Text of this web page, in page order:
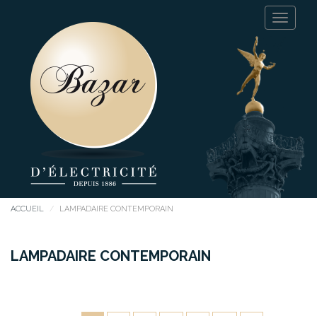
ACCUEIL LAMPADAIRE CONTEMPORAIN
LAMPADAIRE CONTEMPORAIN